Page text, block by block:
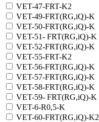
VET-47-FRT-K2
VET-49-FRT(RG,iQ)-K
VET-50-FRT(RG,iQ)-K
VET-51- FRT(RG,iQ)-K
VET-52-FRT(RG,iQ)-K
VET-55-FRT-K2
VET-56-FRT(RG,iQ)-K
VET-57-FRT(RG,iQ)-K
VET-58-FRT(RG,iQ)-K
VET-59- FRT(RG,iQ)-K
VET-6-R0,5-K
VET-60-FRT(RG,iQ)-K2